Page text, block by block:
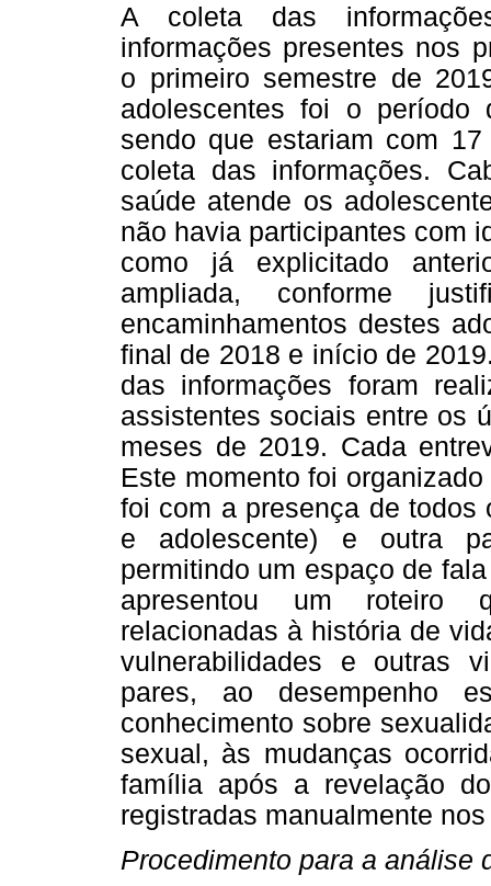
A coleta das
informações presentes nos
o primeiro semestre de
adolescentes foi o período
sendo que estariam com
coleta das informações.
saúde atende os
não havia participantes com
como já explicitado
ampliada, conforme
encaminhamentos destes
final de 2018 e início de
das informações foram
assistentes sociais entre os
meses de 2019. Cada
Este momento foi
foi com a presença de todos
e adolescente) e outra
permitindo um espaço de
apresentou um roteiro
relacionadas à história de
vulnerabilidades e outras
pares, ao desempenho
conhecimento sobre
sexual, às mudanças
família após a revelação
registradas manualmente
Procedimento para a análise